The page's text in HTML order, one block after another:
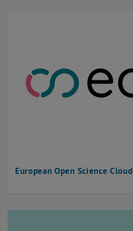
European Open Science Cloud